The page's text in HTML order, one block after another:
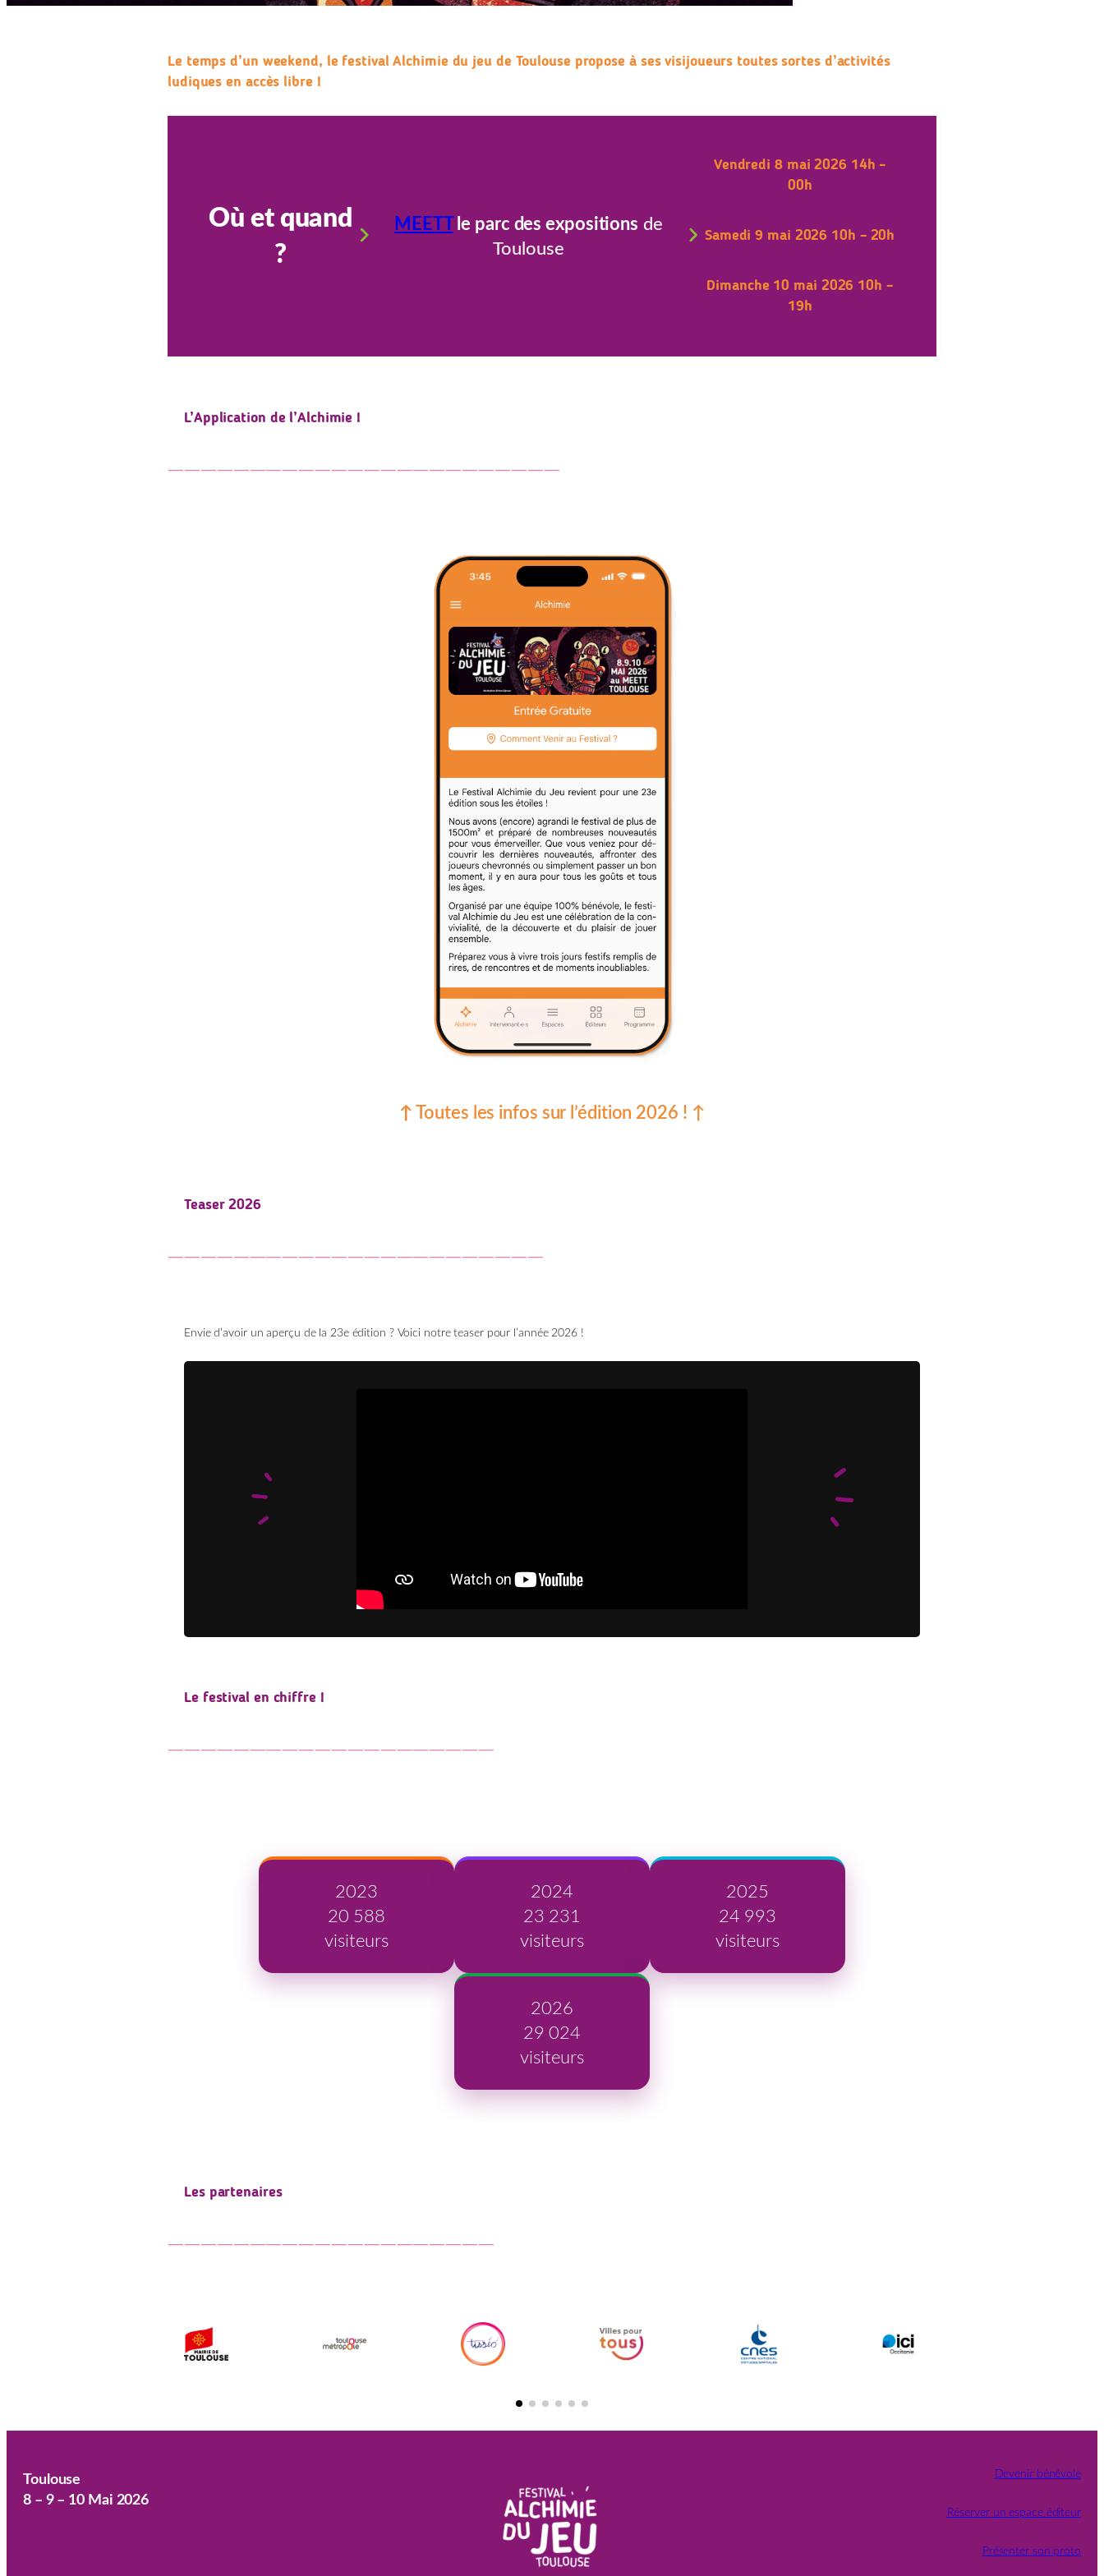
Le temps d’un weekend, le festival Alchimie du jeu de Toulouse propose à ses visijoueurs toutes sortes d’activités
ludiques en accès libre !
Où et quand
?
MEETTle parc des expositions de
Toulouse
Vendredi 8 mai 2026 14h –
00h
Samedi9 mai 2026 10h – 20h
Dimanche 10 mai 2026 10h –
19h
L’Application de l’Alchimie !
↑ Toutes les infos sur l’édition 2026 ! ↑
Teaser 2026
Envie d’avoir un aperçu de la 23e édition ? Voici notre teaser pour l’année 2026 !
Le festival en chiffre !
2023
20 588
visiteurs
2024
23 231
visiteurs
2025
24 993
visiteurs
2026
29 024
visiteurs
Les partenaires
Toulouse
8 – 9 – 10 Mai 2026
Devenir bénévole
Réserver un espace éditeur
Présenter son proto